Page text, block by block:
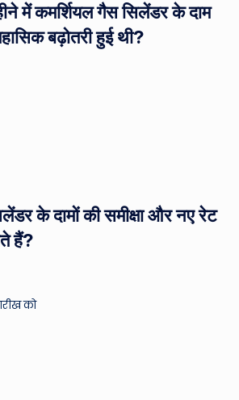
में कमर्शियल गैस सिलेंडर के दाम
बढ़ोतरी हुई थी?
के दामों की समीक्षा और नए रेट
हैं?
को